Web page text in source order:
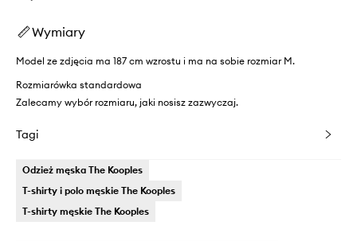
Wymiary
Model ze zdjęcia ma 187 cm wzrostu i ma na sobie rozmiar M.
Rozmiarówka standardowa
Zalecamy wybór rozmiaru, jaki nosisz zazwyczaj.
Tagi
Odzież męska The Kooples
T-shirty i polo męskie The Kooples
T-shirty męskie The Kooples